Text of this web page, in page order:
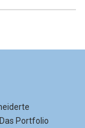
Portfolio